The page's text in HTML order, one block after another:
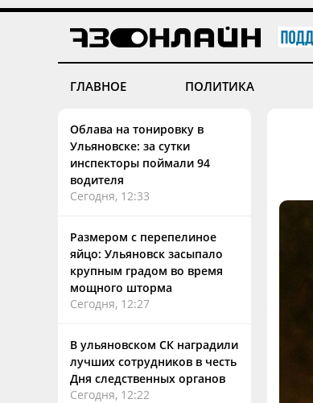
ГЛАВНОЕ ПОЛИТИКА
Облава на тонировку в
Ульяновске: за сутки
инспекторы поймали 94
водителя
Сегодня, 12:33
Размером с перепелиное
яйцо: Ульяновск засыпало
крупным градом во время
мощного шторма
Сегодня, 12:27
В ульяновском СК наградили
лучших сотрудников в честь
Дня следственных органов
Сегодня, 12:22